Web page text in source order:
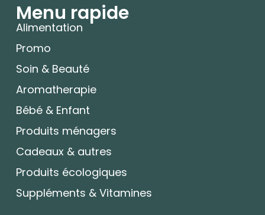
Menu rapide
Alimentation
Promo
Soin & Beauté
Aromatherapie
Bébé & Enfant
Produits ménagers
Cadeaux & autres
Produits écologiques
Suppléments & Vitamines